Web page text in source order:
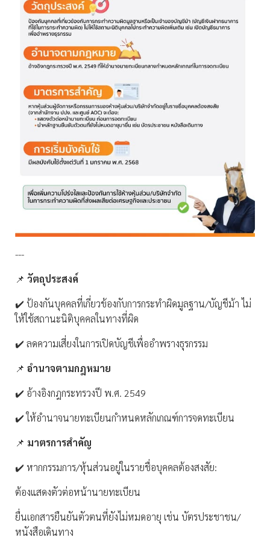
---
📌 วัตถุประสงค์
✔️ ป้องกันบุคคลที่เกี่ยวข้องกับการกระทำผิดมูลฐาน/บัญชีม้า ไม่
ให้ใช้สถานะนิติบุคคลในทางที่ผิด
✔️ ลดความเสี่ยงในการเปิดบัญชีเพื่ออำพรางธุรกรรม
📌 อำนาจตามกฎหมาย
✔️ อ้างอิงกฎกระทรวงปี พ.ศ. 2549
✔️ ให้อำนาจนายทะเบียนกำหนดหลักเกณฑ์การจดทะเบียน
📌 มาตรการสำคัญ
✔️ หากกรรมการ/หุ้นส่วนอยู่ในรายชื่อบุคคลต้องสงสัย:
ต้องแสดงตัวต่อหน้านายทะเบียน
ยื่นเอกสารยืนยันตัวตนที่ยังไม่หมดอายุ เช่น บัตรประชาชน/
หนังสือเดินทาง